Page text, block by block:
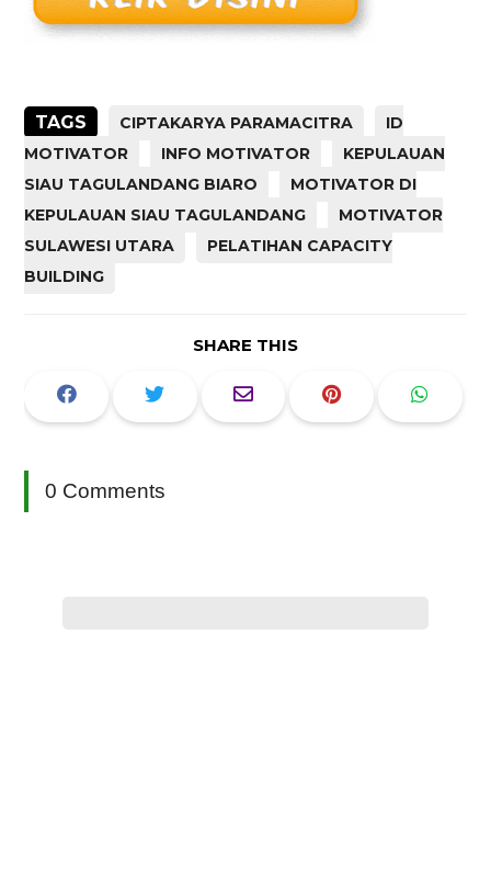
TAGS CIPTAKARYA PARAMACITRA
ID
MOTIVATOR
INFO MOTIVATOR
KEPULAUAN
SIAU TAGULANDANG BIARO
MOTIVATOR DI
KEPULAUAN SIAU TAGULANDANG
MOTIVATOR
SULAWESI UTARA
PELATIHAN CAPACITY
BUILDING
SHARE THIS
0 Comments